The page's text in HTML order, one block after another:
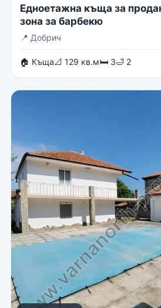
Едноетажна къща за
зона за барбекю
📍 Добрич
🏠 Къща📐 129 кв.м🛏 3🛁 2